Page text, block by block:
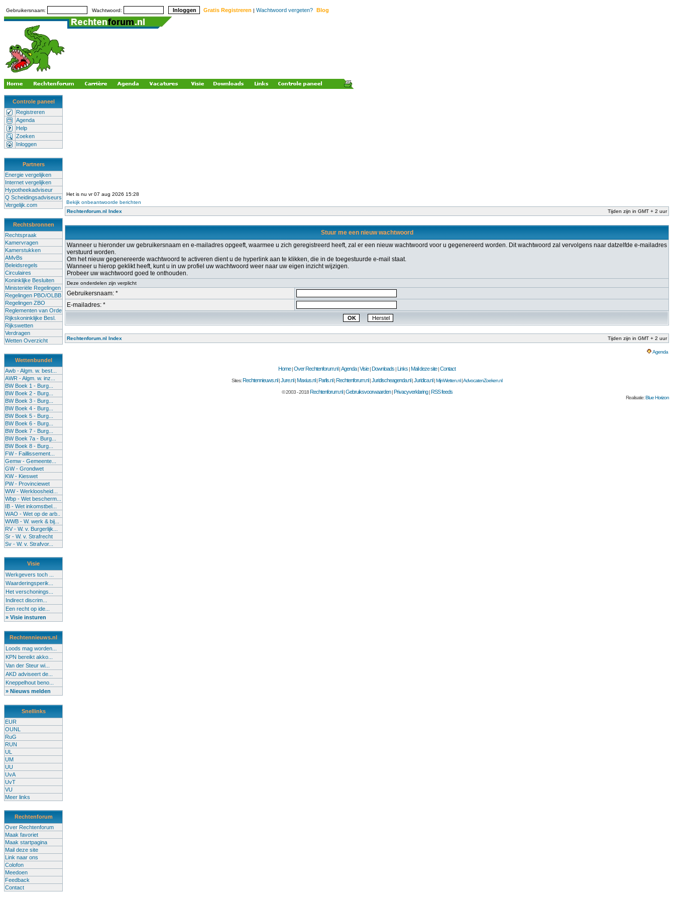
Gebruikersnaam: Wachtwoord: Gratis Registreren | Wachtwoord vergeten? Blog
Controle paneel
Registreren
Agenda
Help
Zoeken
Inloggen
Partners
Energie vergelijken
Internet vergelijken
Hypotheekadviseur
Q Scheidingsadviseurs
Vergelijk.com
Rechtsbronnen
Rechtspraak
Kamervragen
Kamerstukken
AMvBs
Beleidsregels
Circulaires
Koninklijke Besluiten
Ministeriële Regelingen
Regelingen PBO/OLBB
Regelingen ZBO
Reglementen van Orde
Rijkskoninklijke Besl.
Rijkswetten
Verdragen
Wetten Overzicht
Wettenbundel
Awb - Algm. w. best...
AWR - Algm. w. inz...
BW Boek 1 - Burg...
BW Boek 2 - Burg...
BW Boek 3 - Burg...
BW Boek 4 - Burg...
BW Boek 5 - Burg...
BW Boek 6 - Burg...
BW Boek 7 - Burg...
BW Boek 7a - Burg...
BW Boek 8 - Burg...
FW - Faillissement...
Gemw - Gemeente...
GW - Grondwet
KW - Kieswet
PW - Provinciewet
WW - Werkloosheid...
Wbp - Wet bescherm...
IB - Wet inkomstbel...
WAO - Wet op de arb..
WWB - W. werk & bij...
RV - W. v. Burgerlijk...
Sr - W. v. Strafrecht
Sv - W. v. Strafvor...
Visie
Werkgevers toch ...
Waarderingsperik...
Het verschonings...
Indirect discrim...
Een recht op ide...
» Visie insturen
Rechtennieuws.nl
Loods mag worden...
KPN bereikt akko...
Van der Steur wi...
AKD adviseert de...
Kneppelhout beno...
» Nieuws melden
Snellinks
EUR
OUNL
RuG
RUN
UL
UM
UU
UvA
UvT
VU
Meer links
Rechtenforum
Over Rechtenforum
Maak favoriet
Maak startpagina
Mail deze site
Link naar ons
Colofon
Meedoen
Feedback
Contact
Het is nu vr 07 aug 2026 15:28
Bekijk onbeantwoorde berichten
Rechtenforum.nl Index
Tijden zijn in GMT + 2 uur
Stuur me een nieuw wachtwoord
Wanneer u hieronder uw gebruikersnaam en e-mailadres opgeeft, waarmee u zich geregistreerd heeft, zal er een nieuw wachtwoord voor u gegenereerd worden. Dit wachtwoord zal vervolgens naar datzelfde e-mailadres
verstuurd worden.
Om het nieuw gegenereerde wachtwoord te activeren dient u de hyperlink aan te klikken, die in de toegestuurde e-mail staat.
Wanneer u hierop geklikt heeft, kunt u in uw profiel uw wachtwoord weer naar uw eigen inzicht wijzigen.
Probeer uw wachtwoord goed te onthouden.
Deze onderdelen zijn verplicht
Gebruikersnaam: *
E-mailadres: *
Rechtenforum.nl Index Tijden zijn in GMT + 2 uur
Agenda
Home|Over Rechtenforum.nl |Agenda|Visie|Downloads |Links |Mail deze site|Contact
Sites:Rechtennieuws.nl |Jure.nl |Maxius.nl |Parlis.nl |Rechtenforum.nl |Juridischeagenda.nl |Juridica.nl |MijnWetten.nl|AdvocatenZoeken.nl
© 2003 - 2018Rechtenforum.nl|Gebruiksvoorwaarden|Privacyverklaring|RSS feeds
Realisatie:Blue Horizon